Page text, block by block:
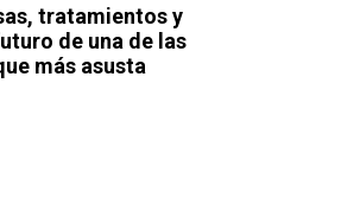
tratamientos y
de una de las
más asusta